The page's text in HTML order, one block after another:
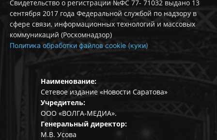
Свидетельство о регистрации №ФС 77- 71032 выдано 13
сентября 2017 года Федеральной службой по надзору в
сфере связи, информационных технологий и массовых
коммуникаций (Роскомнадзор)
Политика обработки файлов cookie (куки)
Наименование:
Сетевое издание «Новости Саратова»
Учредитель:
ООО «ВОЛГА-МЕДИА».
Генеральный директор:
М.В. Усова